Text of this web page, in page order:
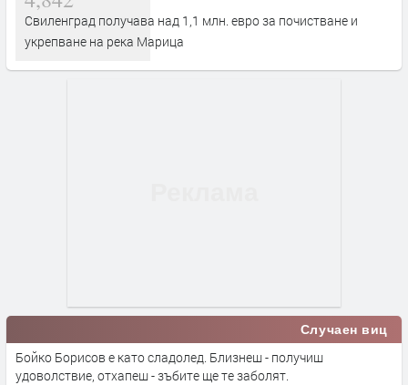
Свиленград получава над 1,1 млн. евро за почистване и
укрепване на река Марица
Случаен виц
Бойко Борисов е като сладолед. Близнеш - получиш
удоволствие, отхапеш - зъбите ще те заболят.